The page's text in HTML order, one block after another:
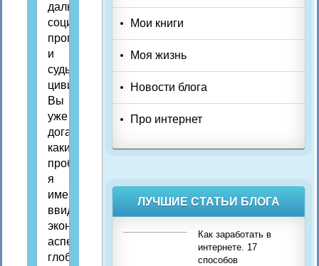
дальнейший
социальный
прогресс
и
судьбы
цивилизаций.
Вы
уже
догадались
какие
проблемы
я
имею
ввиду —
экономические
аспекты
глобальных
Мои книги
Моя жизнь
Новости блога
Про интернет
ЛУЧШИЕ СТАТЬИ БЛОГА
Как заработать в
интернете. 17
способов